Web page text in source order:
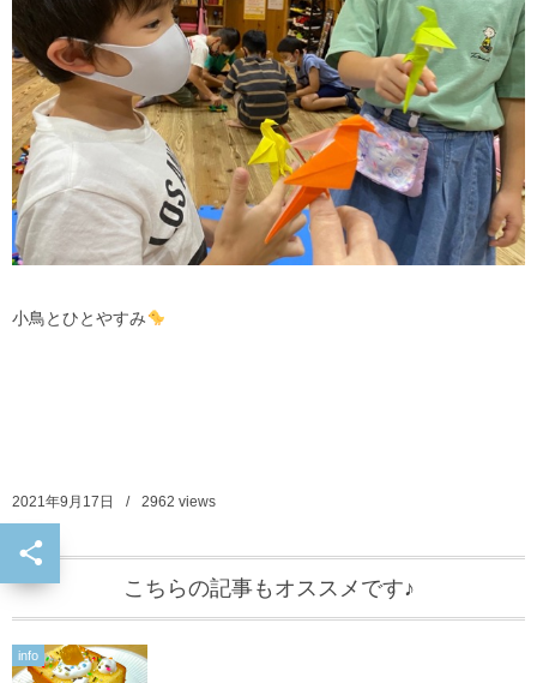
小鳥とひとやすみ
2021年9月17日 2962 views
こちらの記事もオススメです♪
info